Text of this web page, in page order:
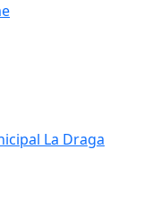
La Draga